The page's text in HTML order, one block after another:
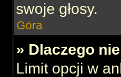
swoje głosy.
Góra
» Dlaczego
Limit opcji w